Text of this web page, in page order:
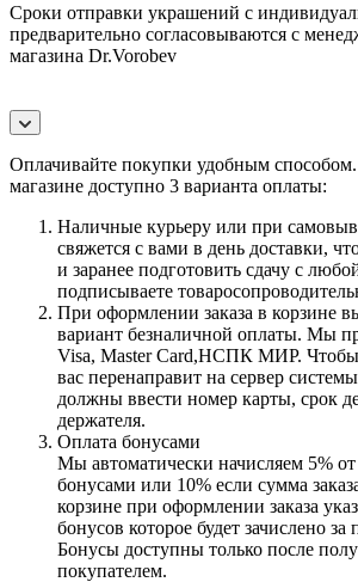
Сроки отправки украшений с
предварительно согласовываются с
магазина Dr.Vorobev
Оплачивайте покупки удобным
магазине доступно 3 варианта оплаты:
Наличные курьеру или при
свяжется с вами в день доставки,
и заранее подготовить сдачу с
подписываете
При оформлении заказа в корзине
вариант безналичной оплаты. Мы
Visa, Master Card,НСПК МИР. Чтобы
вас перенаправит на сервер
должны ввести номер карты, срок
держателя.
Оплата бонусами
Мы автоматически начисляем 5%
бонусами или 10% если сумма
корзине при оформлении заказа
бонусов которое будет зачислено за
Бонусы доступны только после
покупателем.